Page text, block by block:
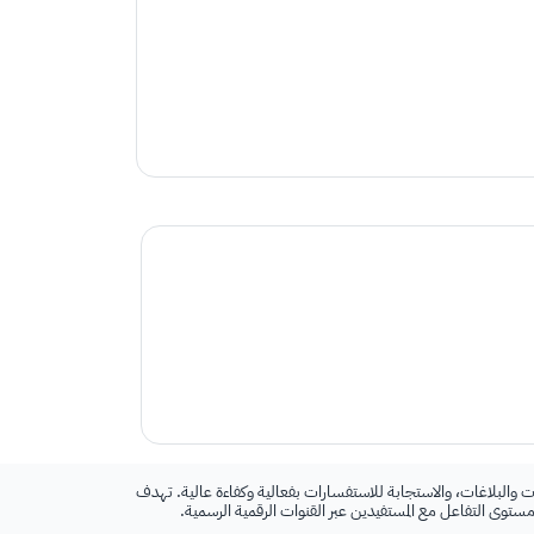
والاستجابة للاستفسارات بفعالية وكفاءة عالية. تهدف
التفاعل مع المستفيدين عبر القنوات الرقمية الرسمية.